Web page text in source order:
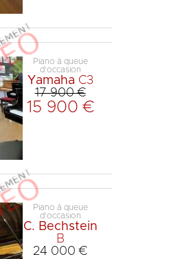
Piano à queue
d'occasion
Yamaha C3
17 900 €
15 900 €
Piano à queue
d'occasion
C. Bechstein
B
24 000 €